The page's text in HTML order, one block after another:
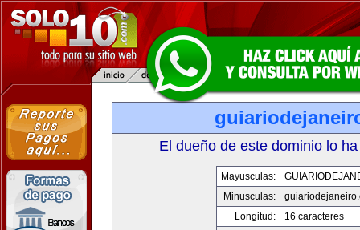
El dueño de este dominio lo
Mayusculas:
Minusculas:
Longitud:
16 caracteres